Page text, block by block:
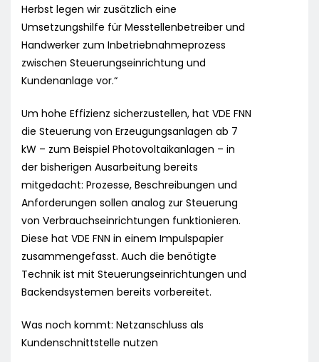
Herbst legen wir zusätzlich eine
Umsetzungshilfe für Messtellenbetreiber und
Handwerker zum Inbetriebnahmeprozess
zwischen Steuerungseinrichtung und
Kundenanlage vor.“
Um hohe Effizienz sicherzustellen, hat VDE FNN
die Steuerung von Erzeugungsanlagen ab 7
kW – zum Beispiel Photovoltaikanlagen – in
der bisherigen Ausarbeitung bereits
mitgedacht: Prozesse, Beschreibungen und
Anforderungen sollen analog zur Steuerung
von Verbrauchseinrichtungen funktionieren.
Diese hat VDE FNN in einem Impulspapier
zusammengefasst. Auch die benötigte
Technik ist mit Steuerungseinrichtungen und
Backendsystemen bereits vorbereitet.
Was noch kommt: Netzanschluss als
Kundenschnittstelle nutzen